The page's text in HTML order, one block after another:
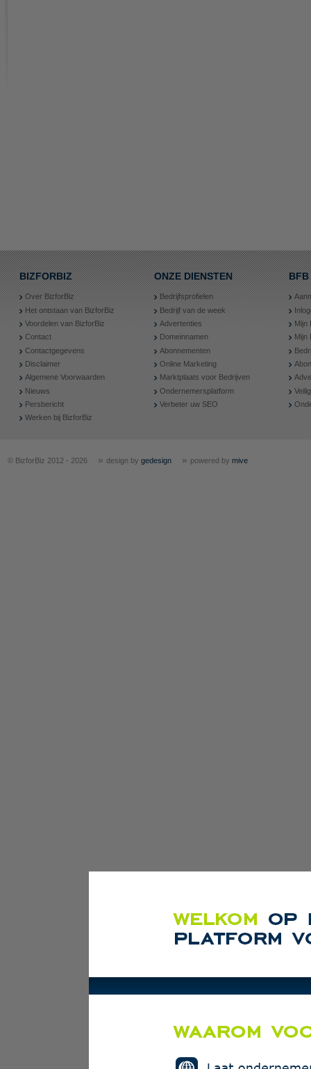
BIZFORBIZ
Over BizforBiz
Het ontstaan van BizforBiz
Voordelen van BizforBiz
Contact
Contactgegevens
Disclaimer
Algemene Voorwaarden
Nieuws
Persbericht
Werken bij BizforBiz
ONZE DIENSTEN
Bedrijfsprofielen
Bedrijf van de week
Advertenties
Domeinnamen
Abonnementen
Online Marketing
Marktplaats voor Bedrijven
Ondernemersplatform
Verbeter uw SEO
BFB
Mijn
Mijn
© BizforBiz 2012 - 2026 » design by gedesign » powered by mive